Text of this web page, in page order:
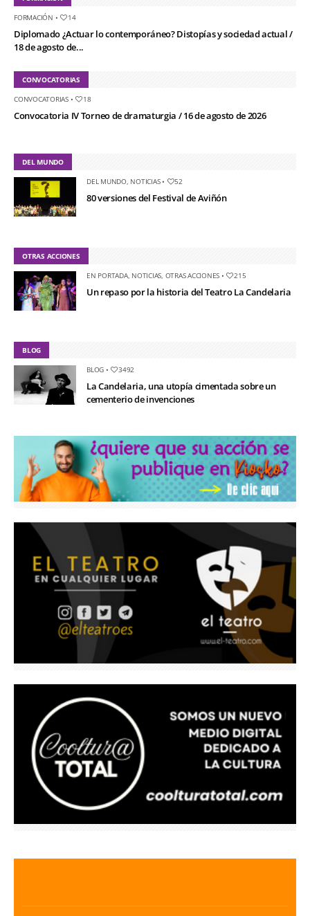
FORMACIÓN • 14
Diplomado ¿Actuar lo contemporáneo? Distopías y sociedad actual /
18 de agosto de...
CONVOCATORIAS
CONVOCATORIAS• 18
Convocatoria IV Torneo de dramaturgia / 16 de agosto de 2026
DEL MUNDO
DEL MUNDO, NOTICIAS• 52
80 versiones del Festival de Aviñón
OTRAS ACCIONES
EN PORTADA, NOTICIAS OTRAS ACCIONES • 215
Un repaso por la historia del Teatro La Candelaria
BLOG
BLOG • 3492
La Candelaria, una utopía cimentada sobre un
cementerio de invenciones